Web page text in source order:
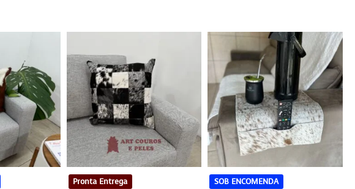
Pronta Entrega SOB ENCOMENDA